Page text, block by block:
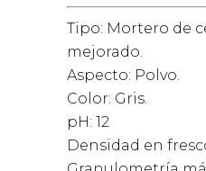
Tipo: Mortero de
mejorado.
Aspecto: Polvo.
Color: Gris.
pH: 12
Densidad en